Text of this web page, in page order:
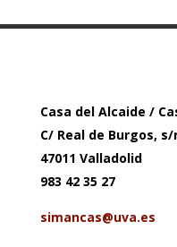
Casa del Alcaide /
C/ Real de Burgos, s/
47011 Valladolid
983 42 35 27
simancas@uva.es